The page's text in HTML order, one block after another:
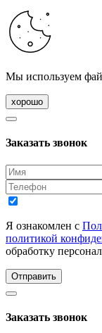
Мы используем
хорошо
Заказать звонок
Я ознакомлен с
политикой
обработку
Отправить
Заказать звонок